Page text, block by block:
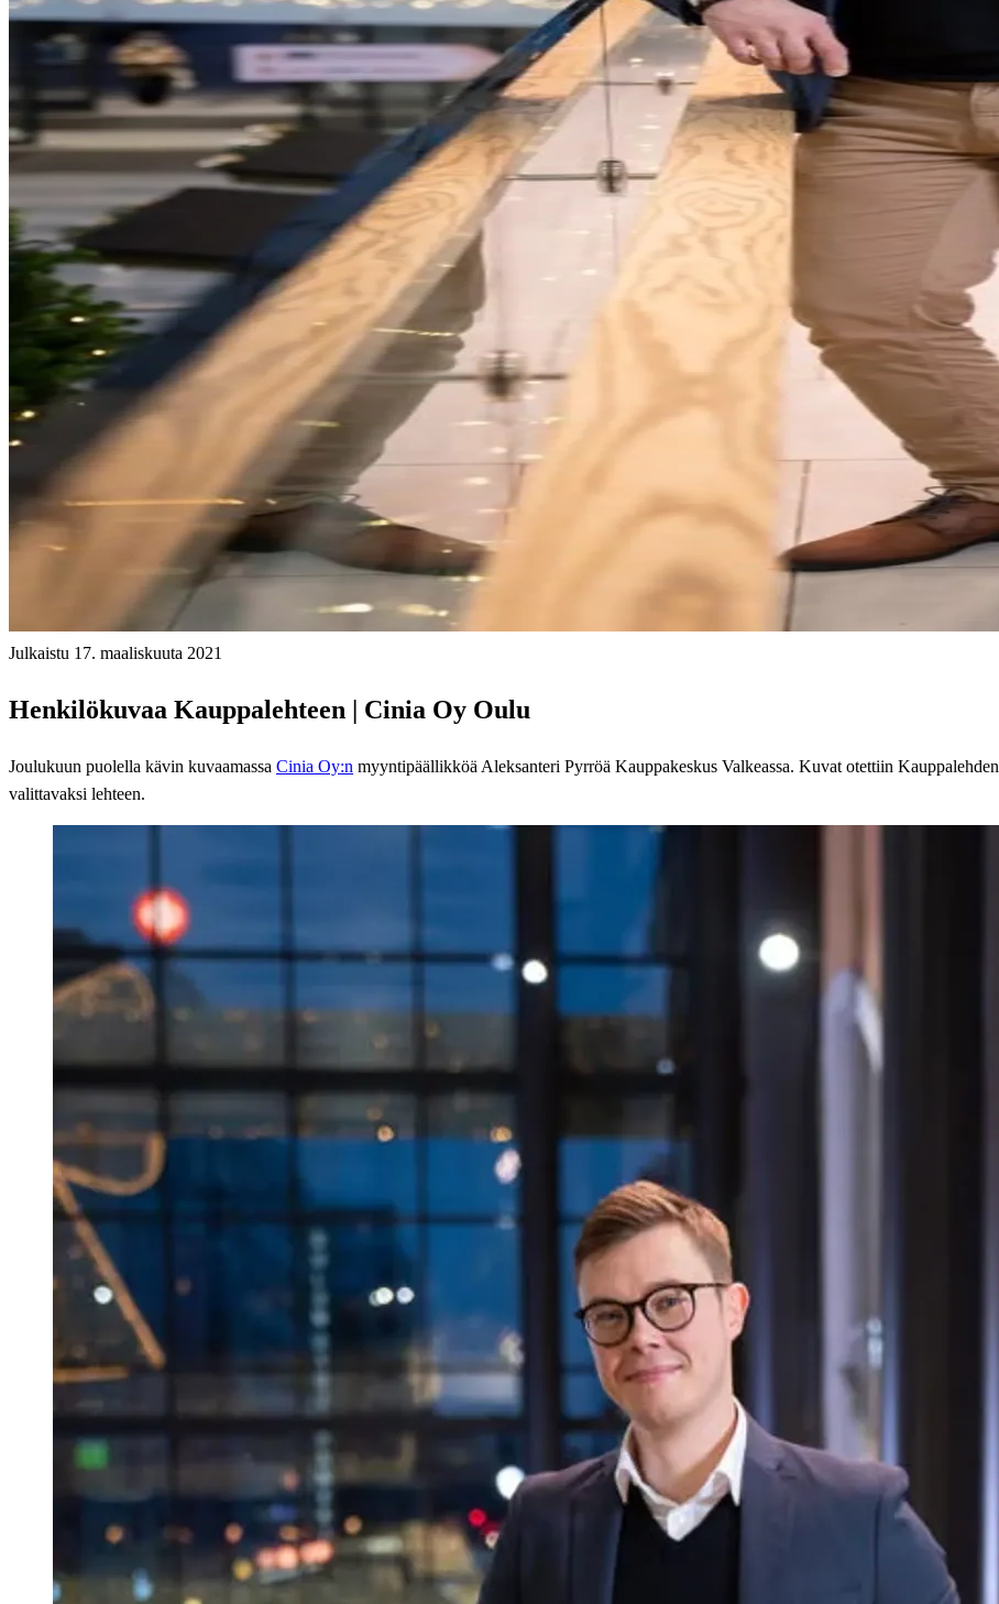
Julkaistu 17. maaliskuuta 2021
Henkilökuvaa Kauppalehteen | Cinia Oy Oulu
Joulukuun puolella kävin kuvaamassa Cinia Oy:n myyntipäällikköä Aleksanteri Pyrröä Kauppakeskus Valkeassa. Kuvat otettiin Kauppalehden
valittavaksi lehteen.